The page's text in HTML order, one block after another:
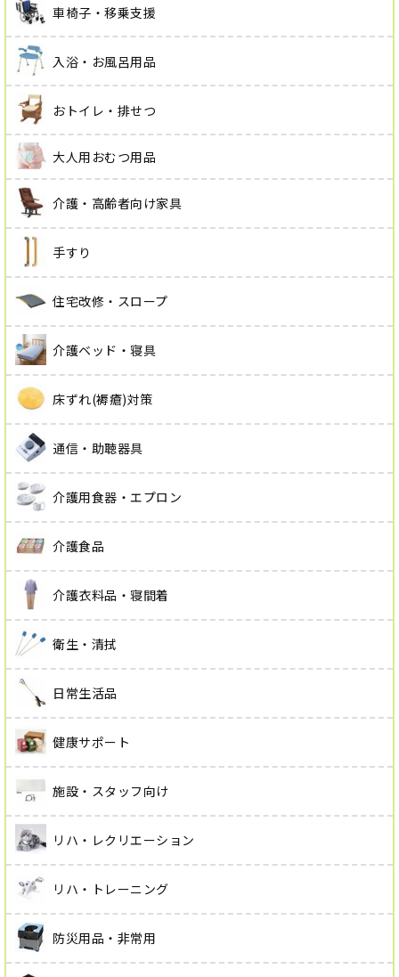
車椅子・移乗支援
入浴・お風呂用品
おトイレ・排せつ
大人用おむつ用品
介護・高齢者向け家具
手すり
住宅改修・スロープ
介護ベッド・寝具
床ずれ(褥瘡)対策
通信・助聴器具
介護用食器・エプロン
介護食品
介護衣料品・寝間着
衛生・清拭
日常生活品
健康サポート
施設・スタッフ向け
リハ・レクリエーション
リハ・トレーニング
防災用品・非常用